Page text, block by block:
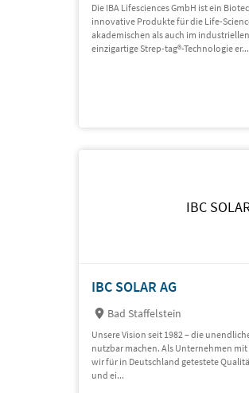
Die IBA Lifesciences GmbH ist ein
innovative Produkte für die Life-
akademischen als auch im
einzigartige Strep-tag®-Technologie er...
IBC
IBC SOLAR AG
Bad Staffelstein
Unsere Vision seit 1982 – die
nutzbar machen. Als Unternehmen
wir für in Deutschland getestete
und ei...